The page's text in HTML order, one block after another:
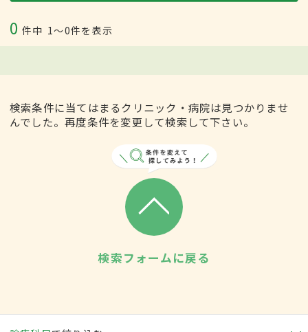
0 件中 1〜0件を表示
検索条件に当てはまるクリニック・病院は見つかりませ
んでした。再度条件を変更して検索して下さい。
検索フォームに戻る